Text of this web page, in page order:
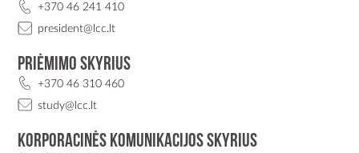
+370 46 241 410
president@lcc.lt
Priėmimo skyrius
+370 46 310 460
study@lcc.lt
Korporacinės komunikacijos skyrius